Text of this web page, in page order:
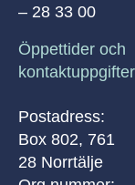
– 28 33 00
Öppettider och
kontaktuppgifter
Postadress:
Box 802, 761
28 Norrtälje